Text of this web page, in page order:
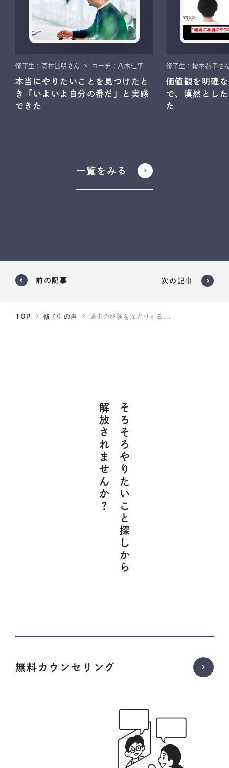
修了生：高村昌明さん × コーチ：八木仁平
本当にやりたいことを見つけたと
き「いよいよ自分の番だ」と実感
できた
修了生：榎本恭子さ
価値観を明確
で、漠然とし
た
一覧をみる
前の記事 次の記事
TOP 修了生の声 過去の経験を深堀りする...
そろそろやりたいこと探しから
解放されませんか？
無料カウンセリング